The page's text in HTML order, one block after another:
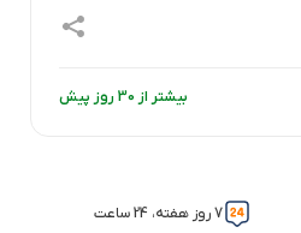
بیشتر از 30 روز پیش
7 روز هفته، 24 ساعت